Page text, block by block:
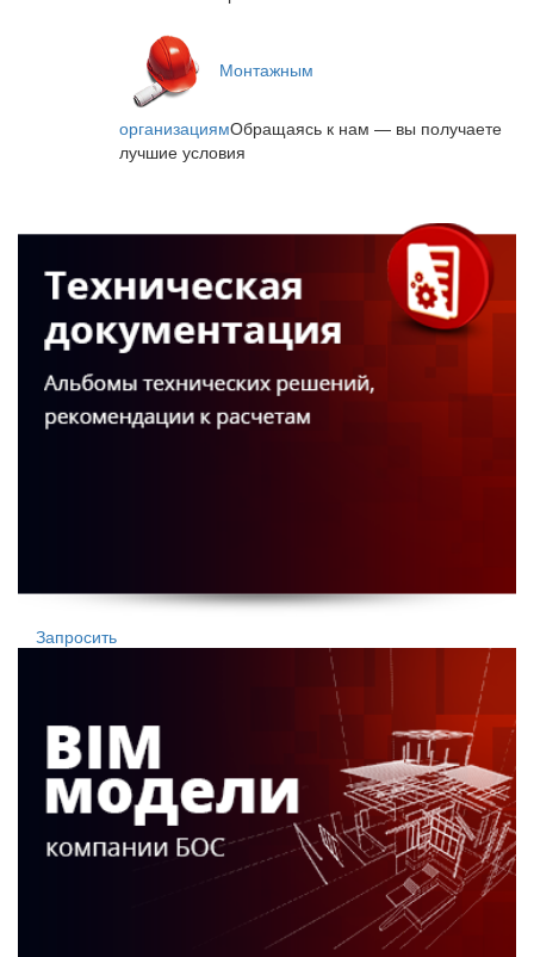
Монтажным
организациямОбращаясь к нам — вы получаете
лучшие условия
Запросить